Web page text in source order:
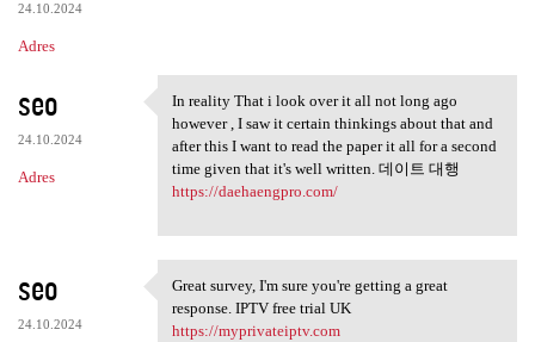
24.10.2024
Adres
seo
24.10.2024
Adres
In reality That i look over
In reality That i look over it all not long ago
however , I saw it certain thinkings about that and
after this I want to read the paper it all for a second
time given that it's well written. 데이트 대행
https://daehaengpro.com/
seo
24.10.2024
Great survey, I'm sure you're
Great survey, I'm sure you're getting a great
response. IPTV free trial UK
https://myprivateiptv.com